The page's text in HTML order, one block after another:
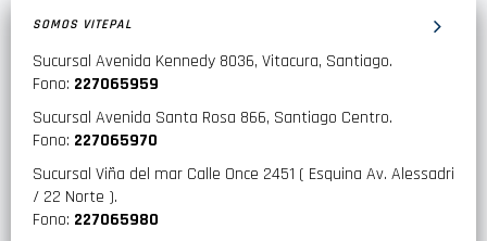
SOMOS VITEPAL
Sucursal Avenida Kennedy 8036, Vitacura, Santiago.
Fono: 227065959
Sucursal Avenida Santa Rosa 866, Santiago Centro.
Fono: 227065970
Sucursal Viña del mar Calle Once 2451 ( Esquina Av. Alessadri
/ 22 Norte ).
Fono: 227065980